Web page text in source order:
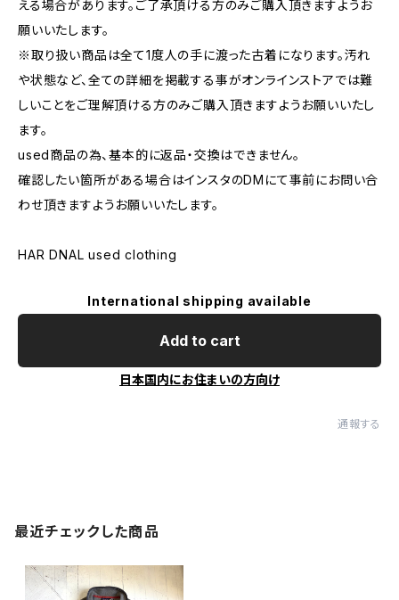
える場合があります。ご了承頂ける方のみご購入頂きますようお
願いいたします。
※取り扱い商品は全て1度人の手に渡った古着になります。汚れ
や状態など、全ての詳細を掲載する事がオンラインストアでは難
しいことをご理解頂ける方のみご購入頂きますようお願いいたし
ます。
used商品の為、基本的に返品・交換はできません。
確認したい箇所がある場合はインスタのDMにて事前にお問い合
わせ頂きますようお願いいたします。
HAR DNAL used clothing
International shipping available
Add to cart
日本国内にお住まいの方向け
通報する
最近チェックした商品